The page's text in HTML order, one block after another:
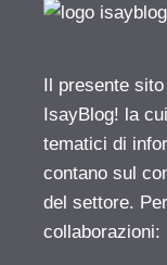
Il presente
IsayBlog! la
tematici di
contano sul
del settore.
collaborazioni: